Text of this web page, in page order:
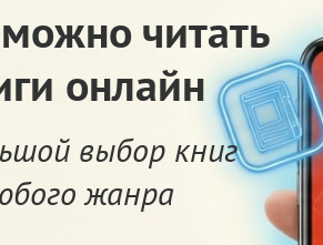
читать
онлайн
выбор книг
жанра